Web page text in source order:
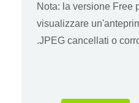
Nota: la versione Free
visualizzare
.JPEG cancellati o